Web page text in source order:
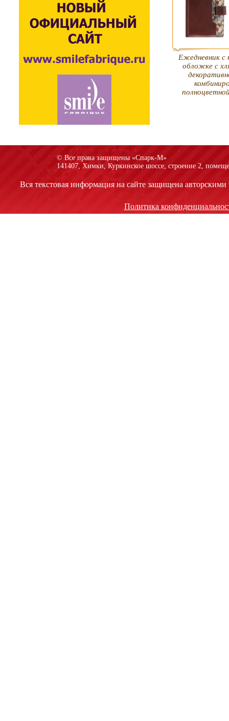
Ежедневник с
обложке с
© Все права защищены «Спарк-M»
141407, Химки, Куркинское шоссе, строение 2,
Вся текстовая информация на сайте защищена
Политика